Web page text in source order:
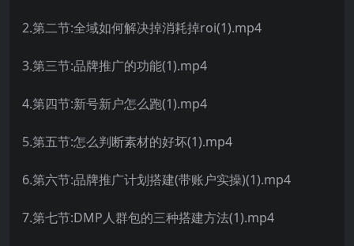
2.第二节:全域如何解决掉消耗掉roi(1).mp4
3.第三节:品牌推广的功能(1).mp4
4.第四节:新号新户怎么跑(1).mp4
5.第五节:怎么判断素材的好坏(1).mp4
6.第六节:品牌推广计划搭建(带账户实操)(1).mp4
7.第七节:DMP人群包的三种搭建方法(1).mp4